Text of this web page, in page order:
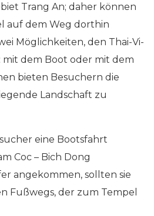
Trang An; daher können
auf dem Weg dorthin
Möglichkeiten, den Thai-Vi-
dem Boot oder mit dem
bieten Besuchern die
Landschaft zu
eine Bootsfahrt
Coc – Bich Dong
angekommen, sollten sie
Fußwegs, der zum Tempel